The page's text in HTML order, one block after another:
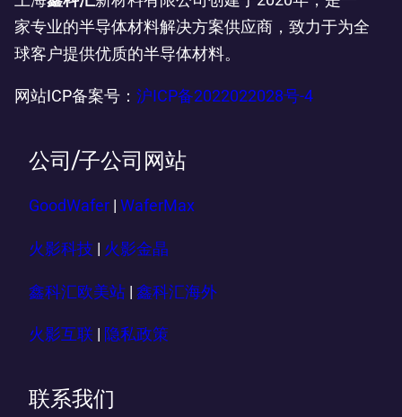
家专业的半导体材料解决方案供应商，致力于为全
球客户提供优质的半导体材料。
网站ICP备案号： 沪ICP备2022022028号-4
公司/子公司网站
GoodWafer WaferMax
火影科技 火影金晶
鑫科汇欧美站 | 鑫科汇海外
火影互联 隐私政策
联系我们